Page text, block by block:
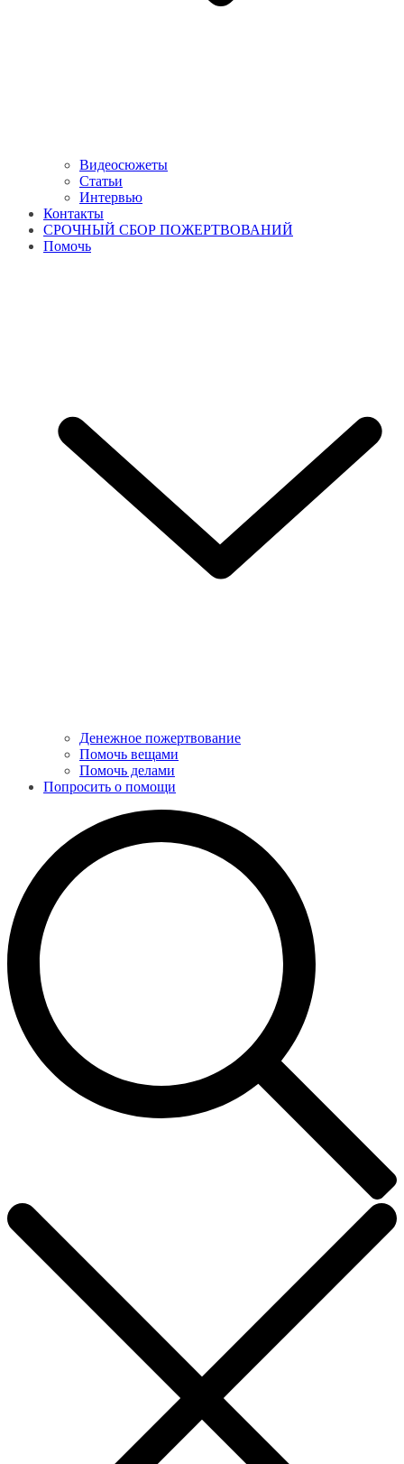
Видеосюжеты
Статьи
Интервью
Контакты
СРОЧНЫЙ СБОР ПОЖЕРТВОВАНИЙ
Помочь
Денежное пожертвование
Помочь вещами
Помочь делами
Попросить о помощи